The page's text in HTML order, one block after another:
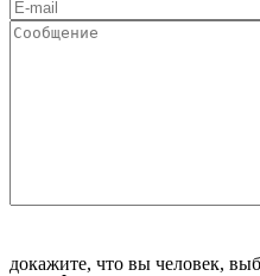
докажите, что вы человек,